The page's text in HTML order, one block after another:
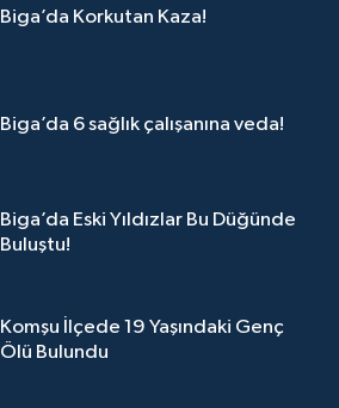
Biga’da Korkutan Kaza!
Biga’da 6 sağlık çalışanına veda!
Biga’da Eski Yıldızlar Bu Düğünde
Buluştu!
Komşu İlçede 19 Yaşındaki Genç
Ölü Bulundu